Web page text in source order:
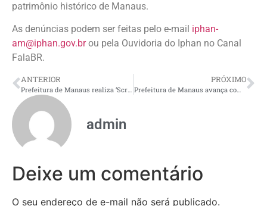
patrimônio histórico de Manaus.
As denúncias podem ser feitas pelo e-mail iphan-
am@iphan.gov.brou pela Ouvidoria do Iphan no Canal
FalaBR.
ANTERIOR PRÓXIMO
Prefeitura de Manaus avança com recuperação asfáltica no bairro Colônia Santo Antônio e fortalece mobilidade na zona Norte
admin
Deixe um comentário
O seu endereço de e-mail não será publicado.